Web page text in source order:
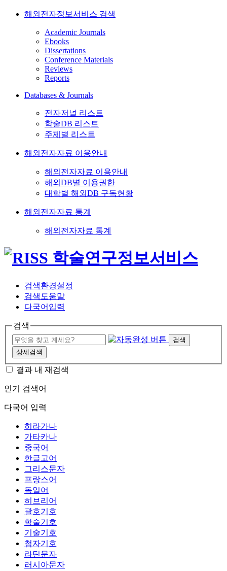
해외전자정보서비스 검색
Academic Journals
Ebooks
Dissertations
Conference Materials
Reviews
Reports
Databases & Journals
전자저널 리스트
학술DB 리스트
주제별 리스트
해외전자자료 이용안내
해외전자자료 이용안내
해외DB별 이용권한
대학별 해외DB 구독현황
해외전자자료 통계
해외전자자료 통계
검색환경설정
검색도움말
다국어입력
검색
검색
상세검색
결과 내 재검색
인기 검색어
다국어 입력
히라가나
가타카나
중국어
한글고어
그리스문자
프랑스어
독일어
히브리어
괄호기호
학술기호
기술기호
첨자기호
라틴문자
러시아문자